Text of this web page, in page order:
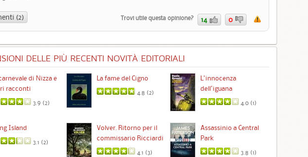
(2) Trovi utile questa opinione? 14 0
DELLE PIÙ RECENTI NOVITÀ EDITORIALI
di Nizza e
racconti
3.9 (2)
La fame del Cigno
4.8 (2)
L'innocenza
dell'iguana
4.0 (1)
Island
3.1 (2)
Volver. Ritorno per il
commissario Ricciardi
4.1 (3)
Assassinio a Central
Park
3.8 (1)